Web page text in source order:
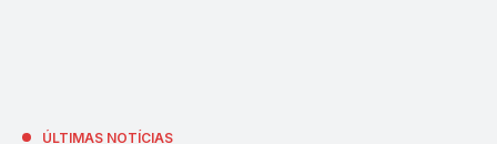
ÚLTIMAS NOTÍCIAS